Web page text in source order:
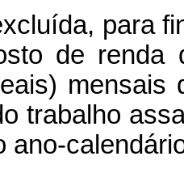
para
de
mensais
trabalho
ano-